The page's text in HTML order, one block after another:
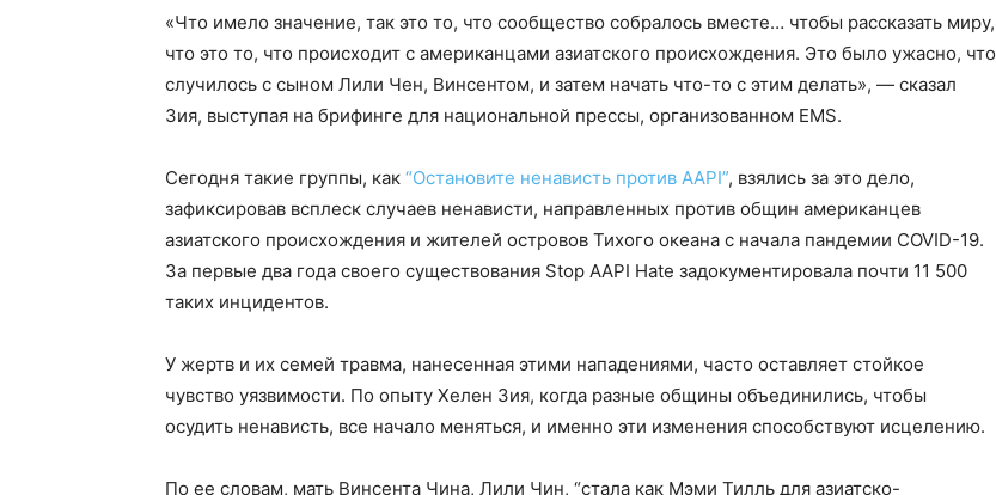
«Что имело значение, так это то, что сообщество собралось вместе… чтобы рассказать миру,
что это то, что происходит с американцами азиатского происхождения. Это было ужасно, что
случилось с сыном Лили Чен, Винсентом, и затем начать что-то с этим делать», — сказал
Зия, выступая на брифинге для национальной прессы, организованном EMS.
Сегодня такие группы, как “Остановите ненависть против AAPI”, взялись за это дело,
зафиксировав всплеск случаев ненависти, направленных против общин американцев
азиатского происхождения и жителей островов Тихого океана с начала пандемии COVID-19.
За первые два года своего существования Stop AAPI Hate задокументировала почти 11 500
таких инцидентов.
У жертв и их семей травма, нанесенная этими нападениями, часто оставляет стойкое
чувство уязвимости. По опыту Хелен Зия, когда разные общины объединились, чтобы
осудить ненависть, все начало меняться, и именно эти изменения способствуют исцелению.
По ее словам, мать Винсента Чина, Лили Чин, “стала как Мэми Тилль для азиатско-